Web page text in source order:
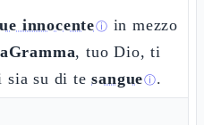
innocenteⓘ in mezzo
, tuo Dio, ti
sia su di tesangueⓘ.